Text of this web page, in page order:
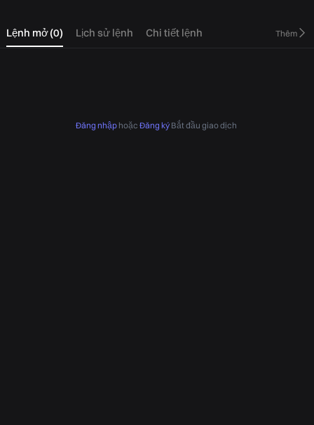
Lệnh mở(0) Lịch sử lệnh Chi tiết lệnh Thêm
Đăng nhập hoặc Đăng ký Bắt đầu giao dịch